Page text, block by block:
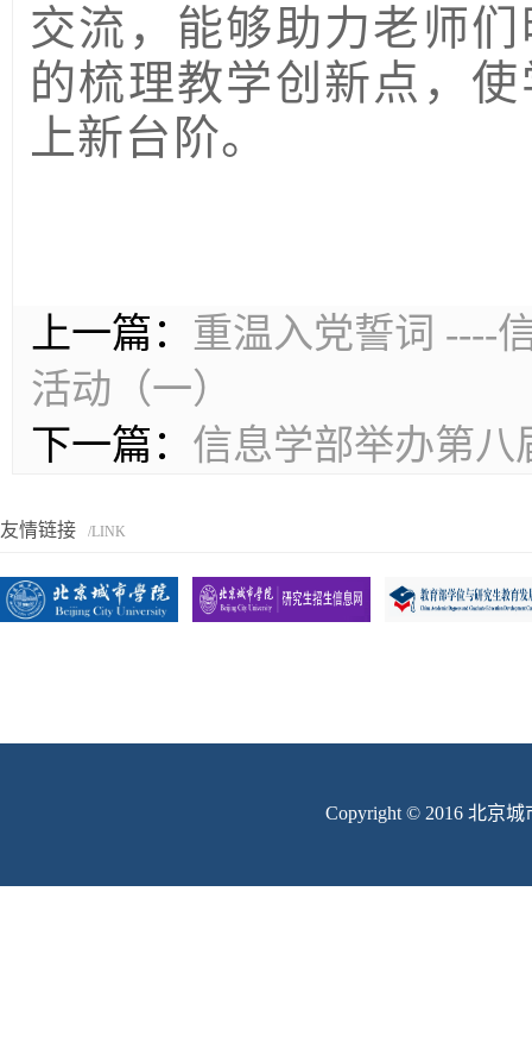
交流，能够助力老师
的梳理教学创新点，
上新台阶。
上一篇： 重温入党誓词 ----
活动（一）
下一篇： 信息学部举办第八
友情链接 /LINK
Copyright © 2016 北京